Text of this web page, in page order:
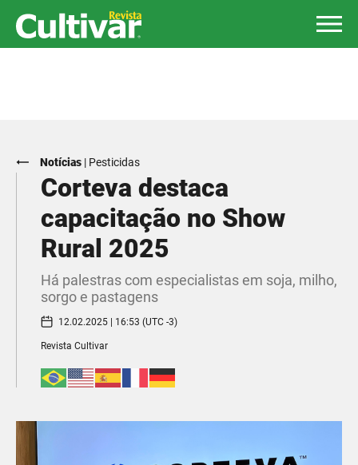
Notícias | Pesticidas
Corteva destaca
capacitação no Show
Rural 2025
Há palestras com especialistas em soja, milho,
sorgo e pastagens
12.02.2025 | 16:53 (UTC -3)
Revista Cultivar